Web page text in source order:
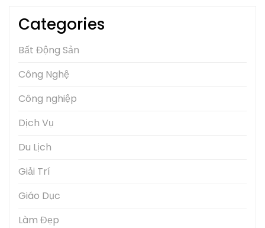
Categories
Bất Động Sản
Công Nghệ
Công nghiệp
Dịch Vụ
Du Lịch
Giải Trí
Giáo Dục
Làm Đẹp